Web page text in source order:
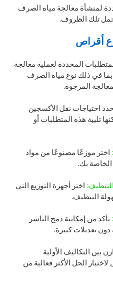
لمنشأة معالجة مياه الصرف
تلك الظروف.
أقراص
المحددة لعملية معالجة
في ذلك نوع مياه الصرف
المرجوة.
حدد احتياجات نقل الأكسجين
تلبية هذه المتطلبات أو
اختر موزعًا مصنوعًا من مواد
بك.
اختر أجهزة التوزيع التي
التنظيف.
تأكد من إمكانية دمج الناشر
تعديلات كبيرة.
بين التكاليف الأولية
الحل الأكثر فعالية من